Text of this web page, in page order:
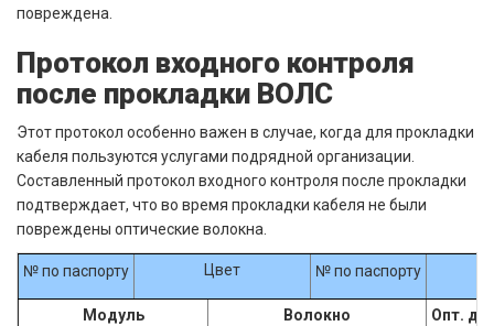
повреждена.
Протокол входного контроля
после прокладки ВОЛС
Этот протокол особенно важен в случае, когда для прокладки
кабеля пользуются услугами подрядной организации.
Составленный протокол входного контроля после прокладки
подтверждает, что во время прокладки кабеля не были
повреждены оптические волокна.
№ по паспорту Цвет № по паспорту
Модуль Волокно
Опт.